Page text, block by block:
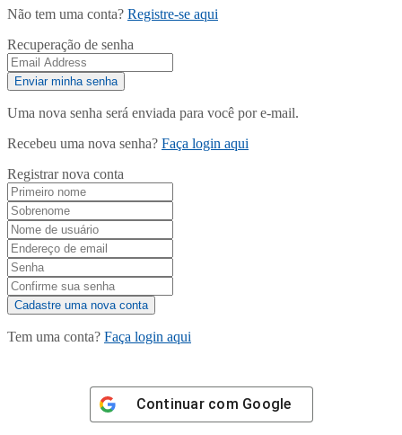
Não tem uma conta? Registre-se aqui
Recuperação de senha
Uma nova senha será enviada para você por e-mail.
Recebeu uma nova senha? Faça login aqui
Registrar nova conta
Tem uma conta? Faça login aqui
Continuar com Google